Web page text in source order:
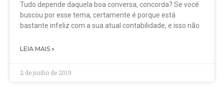
Tudo depende daquela boa conversa, concorda? Se você
buscou por esse tema, certamente é porque está
bastante infeliz com a sua atual contabilidade, e isso não
LEIA MAIS »
2 de junho de 2019